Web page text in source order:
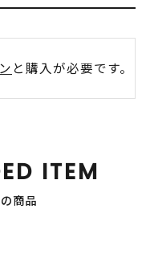
と購入が必要です。
ITEM
商品